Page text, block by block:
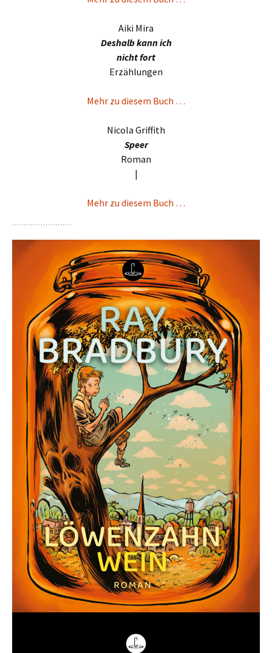
Aiki Mira
Deshalb kann ich
nicht fort
Erzählungen
Mehr zu diesem Buch …
Nicola Griffith
Speer
Roman
|
Mehr zu diesem Buch …